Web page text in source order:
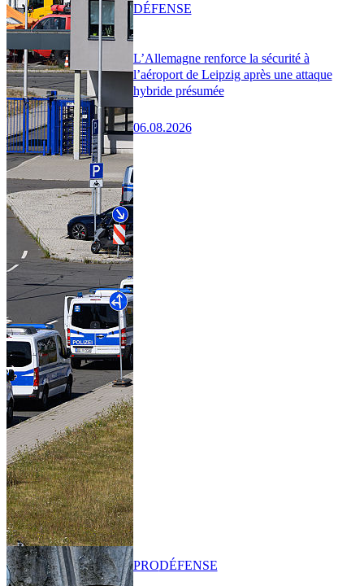
L’Allemagne renforce la sécurité à
l’aéroport de Leipzig après une attaque
hybride présumée
06.08.2026
DÉFENSE
PRODÉFENSE